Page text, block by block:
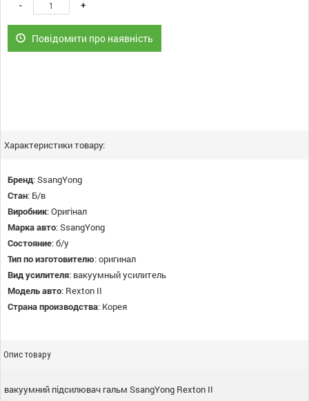
- +
Повідомити про наявність
Характеристики товару:
Бренд:SsangYong
Стан: Б/в
Виробник:Оригінал
Марка авто:SsangYong
Состояние:б/у
Тип по изготовителю:оригинал
Вид усилителя: вакуумный усилитель
Модель авто: Rexton II
Страна производства: Корея
Опис товару
вакуумний підсилювач гальм SsangYong Rexton II